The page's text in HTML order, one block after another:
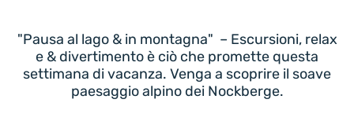
"Pausa al lago & in montagna" – Escursioni, relax
e & divertimento è ciò che promette questa
settimana di vacanza. Venga a scoprire il soave
paesaggio alpino dei Nockberge.